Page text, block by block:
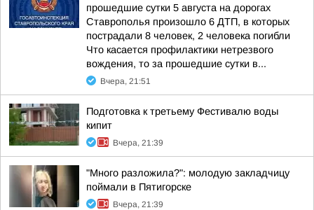
прошедшие сутки 5 августа на дорогах
Ставрополья произошло 6 ДТП, в которых
пострадали 8 человек, 2 человека погибли
Что касается профилактики нетрезвого
вождения, то за прошедшие сутки в...
Вчера, 21:51
Подготовка к третьему Фестивалю воды
кипит
Вчера, 21:39
"Много разложила?": молодую закладчицу
поймали в Пятигорске
Вчера, 21:39